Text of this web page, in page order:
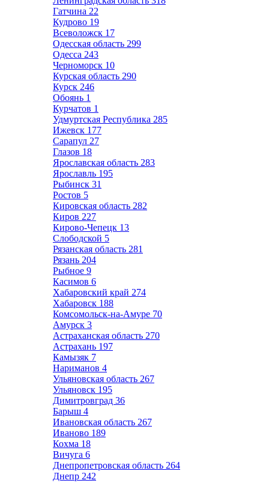
Гатчина 22
Кудрово 19
Всеволожск 17
Одесская область 299
Одесса 243
Черноморск 10
Курская область 290
Курск 246
Обоянь 1
Курчатов 1
Удмуртская Республика 285
Ижевск 177
Сарапул 27
Глазов 18
Ярославская область 283
Ярославль 195
Рыбинск 31
Ростов 5
Кировская область 282
Киров 227
Кирово-Чепецк 13
Слободской 5
Рязанская область 281
Рязань 204
Рыбное 9
Касимов 6
Хабаровский край 274
Хабаровск 188
Комсомольск-на-Амуре 70
Амурск 3
Астраханская область 270
Астрахань 197
Камызяк 7
Нариманов 4
Ульяновская область 267
Ульяновск 195
Димитровград 36
Барыш 4
Ивановская область 267
Иваново 189
Кохма 18
Вичуга 6
Днепропетровская область 264
Днепр 242